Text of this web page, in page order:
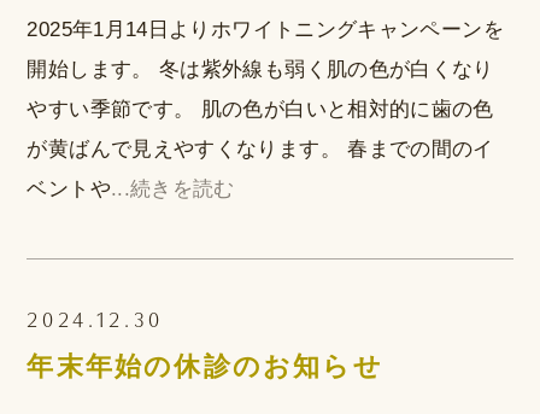
2025年1月14日よりホワイトニングキャンペーンを
開始します。 冬は紫外線も弱く肌の色が白くなり
やすい季節です。 肌の色が白いと相対的に歯の色
が黄ばんで見えやすくなります。 春までの間のイ
ベントや...続きを読む
2024.12.30
年末年始の休診のお知らせ